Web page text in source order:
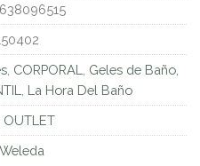
, CORPORAL Geles de Baño,
La Hora Del Baño
OUTLET
Weleda